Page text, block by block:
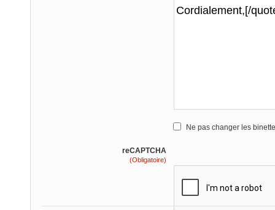
Ne pas changer les
reCAPTCHA
(Obligatoire)